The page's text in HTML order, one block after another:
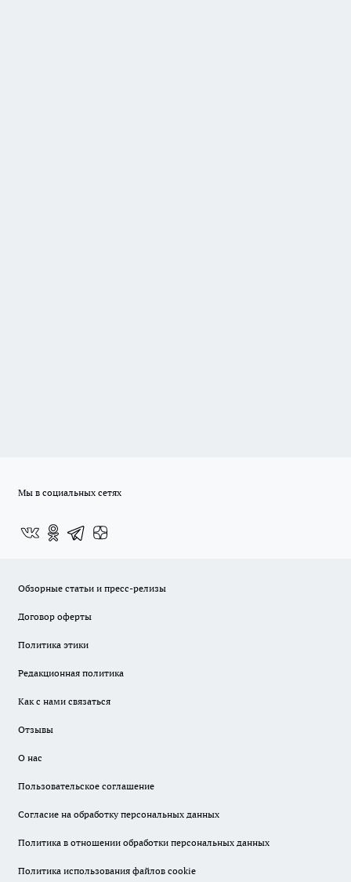
Мы в социальных сетях
Обзорные статьи и пресс-релизы
Договор оферты
Политика этики
Редакционная политика
Как с нами связаться
Отзывы
О нас
Пользовательское соглашение
Согласие на обработку персональных данных
Политика в отношении обработки персональных данных
Политика использования файлов cookie